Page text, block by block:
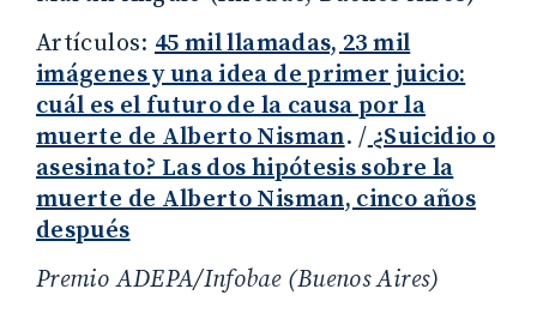
Artículos: 45 mil llamadas, 23 mil
imágenes y una idea de primer juicio:
cuál es el futuro de la causa por la
muerte de Alberto Nisman. /¿Suicidio o
asesinato? Las dos hipótesis sobre la
muerte de Alberto Nisman, cinco años
después
Premio ADEPA/Infobae (Buenos Aires)